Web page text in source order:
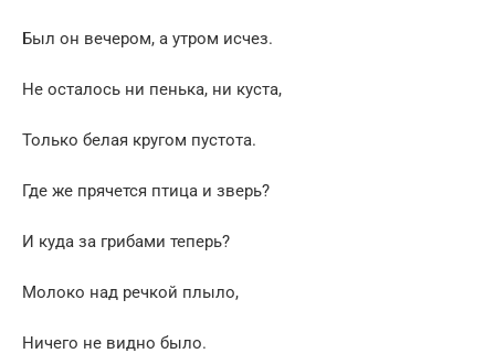
Был он вечером, а утром исчез.
Не осталось ни пенька, ни куста,
Только белая кругом пустота.
Где же прячется птица и зверь?
И куда за грибами теперь?
Молоко над речкой плыло,
Ничего не видно было.